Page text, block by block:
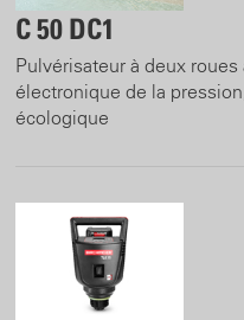
C 50 DC1
Pulvérisateur à deux roues
électronique de la
écologique